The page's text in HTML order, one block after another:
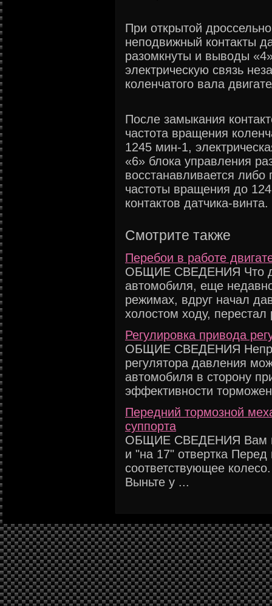
При открытой
неподвижный контакты
разомкнуты и выводы
электрическую связь
коленчатого вала
После замыкания
частота вращения
1245 мин-1,
«6» блока управления
восстанавливается либо
частоты вращения до
контактов датчика-винта.
Смотрите также
Перебои в работе
ОБЩИЕ СВЕДЕНИЯ Что
автомобиля, еще
режимах, вдруг начал
холостом ходу, перестал
Регулировка привода
ОБЩИЕ СВЕДЕНИЯ
регулятора давления
автомобиля в сторону
эффективности
Передний тормозной
суппорта
ОБЩИЕ СВЕДЕНИЯ Вам
и "на 17" отвертка
соответствующее
Выньте у ...